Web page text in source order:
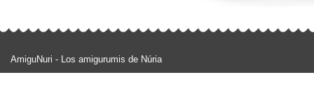
AmiguNuri - Los amigurumis de Núria